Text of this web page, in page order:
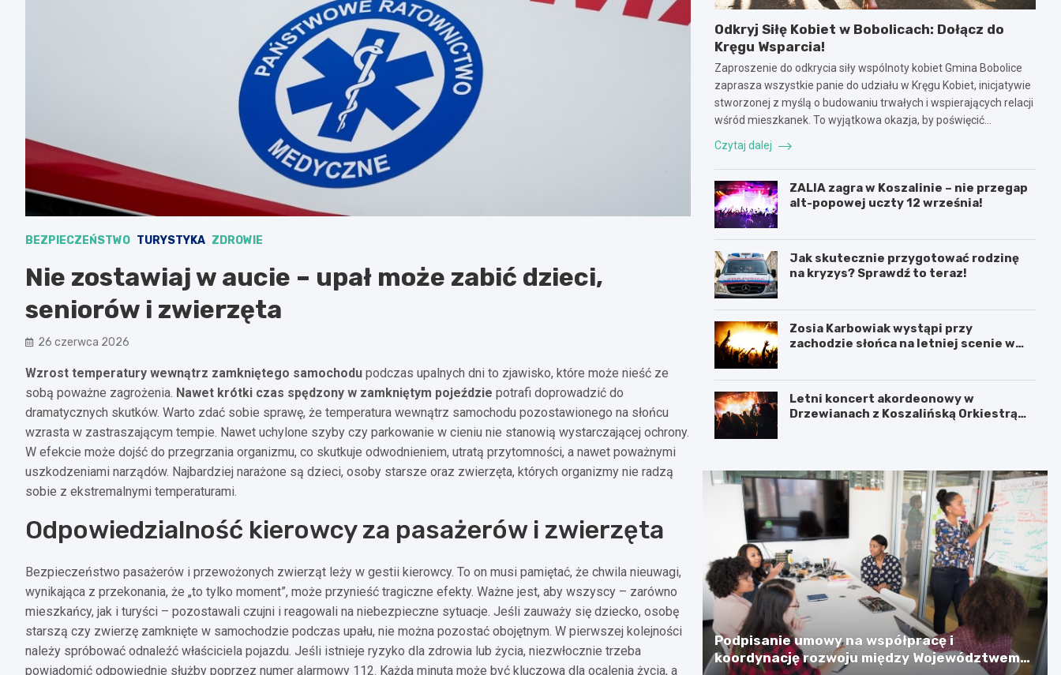
BEZPIECZEŃSTWO TURYSTYKA ZDROWIE
Nie zostawiaj w aucie – upał może zabić dzieci,
seniorów i zwierzęta
26 czerwca 2026
Wzrost temperatury wewnątrz zamkniętego samochodu podczas upalnych dni to zjawisko, które może nieść ze
sobą poważne zagrożenia. Nawet krótki czas spędzony w zamkniętym pojeździe potrafi doprowadzić do
dramatycznych skutków. Warto zdać sobie sprawę, że temperatura wewnątrz samochodu pozostawionego na słońcu
wzrasta w zastraszającym tempie. Nawet uchylone szyby czy parkowanie w cieniu nie stanowią wystarczającej ochrony.
W efekcie może dojść do przegrzania organizmu, co skutkuje odwodnieniem, utratą przytomności, a nawet poważnymi
uszkodzeniami narządów. Najbardziej narażone są dzieci, osoby starsze oraz zwierzęta, których organizmy nie radzą
sobie z ekstremalnymi temperaturami.
Odpowiedzialność kierowcy za pasażerów i zwierzęta
Bezpieczeństwo pasażerów i przewożonych zwierząt leży w gestii kierowcy. To on musi pamiętać, że chwila nieuwagi,
wynikająca z przekonania, że „to tylko moment”, może przynieść tragiczne efekty. Ważne jest, aby wszyscy – zarówno
mieszkańcy, jak i turyści – pozostawali czujni i reagowali na niebezpieczne sytuacje. Jeśli zauważy się dziecko, osobę
starszą czy zwierzę zamknięte w samochodzie podczas upału, nie można pozostać obojętnym. W pierwszej kolejności
należy spróbować odnaleźć właściciela pojazdu. Jeśli istnieje ryzyko dla zdrowia lub życia, niezwłocznie trzeba
powiadomić odpowiednie służby poprzez numer alarmowy 112. Każda minuta może być kluczowa dla ocalenia życia, a
Odkryj Siłę Kobiet w Bobolicach: Dołącz do
Kręgu Wsparcia!
Zaproszenie do odkrycia siły wspólnoty kobiet Gmina Bobolice
zaprasza wszystkie panie do udziału w Kręgu Kobiet, inicjatywie
stworzonej z myślą o budowaniu trwałych i wspierających relacji
wśród mieszkanek. To wyjątkowa okazja, by poświęcić…
Czytaj dalej
ZALIA zagra w Koszalinie – nie przegap
alt-popowej uczty 12 września!
Jak skutecznie przygotować rodzinę
na kryzys? Sprawdź to teraz!
Zosia Karbowiak wystąpi przy
zachodzie słońca na letniej scenie w
Letni koncert akordeonowy w
Drzewianach z Koszalińską Orkiestrą
Podpisanie umowy na współpracę i
koordynację rozwoju między Województwem